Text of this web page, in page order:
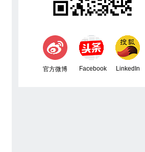
官方微博 Facebook LinkedIn